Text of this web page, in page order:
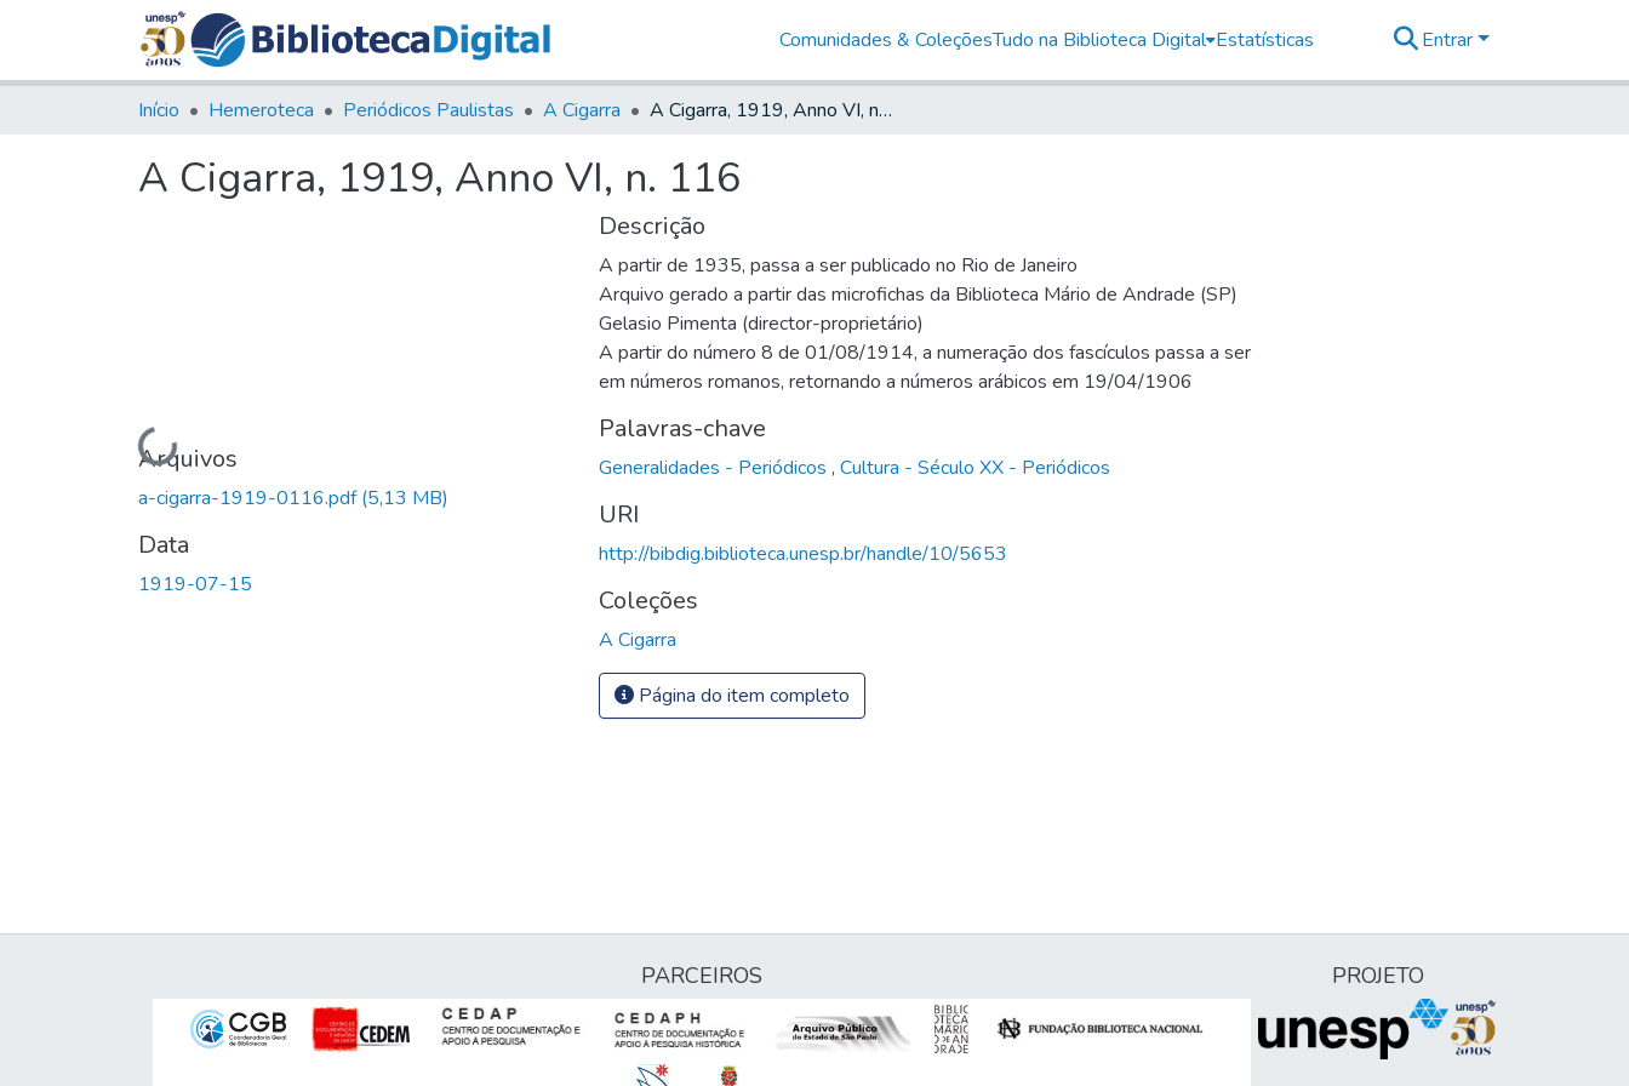
Comunidades & ColeçõesTudo na Biblioteca Digital Estatísticas Entrar
Início Hemeroteca Periódicos Paulistas A Cigarra A Cigarra, 1919, Anno VI, n. 116
A Cigarra, 1919, Anno VI, n. 116
Carregando...
Arquivos
a-cigarra-1919-0116.pdf(5,13 MB)
Data
1919-07-15
Descrição
A partir de 1935, passa a ser publicado no Rio de Janeiro
Arquivo gerado a partir das microfichas da Biblioteca Mário de Andrade (SP)
Gelasio Pimenta (director-proprietário)
A partir do número 8 de 01/08/1914, a numeração dos fascículos passa a ser
em números romanos, retornando a números arábicos em 19/04/1906
Palavras-chave
Generalidades - Periódicos , Cultura - Século XX - Periódicos
URI
http://bibdig.biblioteca.unesp.br/handle/10/5653
Coleções
A Cigarra
Página do item completo
PARCEIROS PROJETO